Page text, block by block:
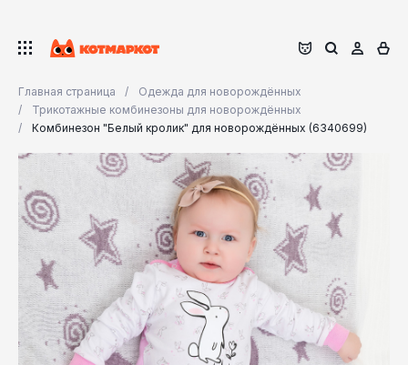
Главная страница
Одежда для новорождённых
Трикотажные комбинезоны для новорождённых
Комбинезон "Белый кролик" для новорождённых (6340699)